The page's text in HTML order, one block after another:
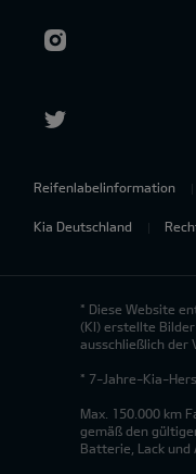
Reifenlabelinformation
Kia Deutschland
* Diese Website
(KI) erstellte
ausschließlich der
* 7-Jahre-Kia-
Max. 150.000 km
gemäß den
Batterie, Lack und